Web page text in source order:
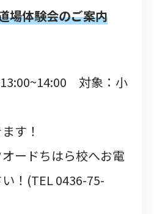
場体験会のご案内
対象：小
す！
ードちはら校へお電
！(TEL 0436-75-